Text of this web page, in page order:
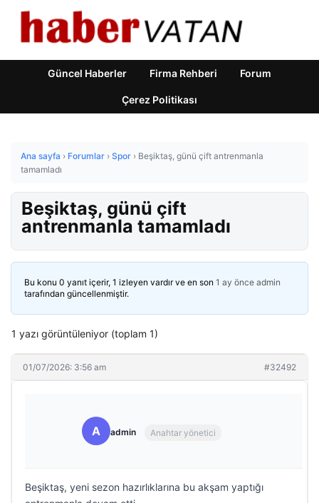
Güncel Haberler Firma Rehberi Forum
Çerez Politikası
Ana sayfa › Forumlar › Spor › Beşiktaş, günü çift antrenmanla
tamamladı
Beşiktaş, günü çift
antrenmanla tamamladı
Bu konu 0 yanıt içerir, 1 izleyen vardır ve en son 1 ay önce admin
tarafından güncellenmiştir.
1 yazı görüntüleniyor (toplam 1)
01/07/2026: 3:56 am #32492
A admin Anahtar yönetici
Beşiktaş, yeni sezon hazırlıklarına bu akşam yaptığı